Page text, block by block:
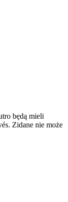
będą mieli
Zidane nie może